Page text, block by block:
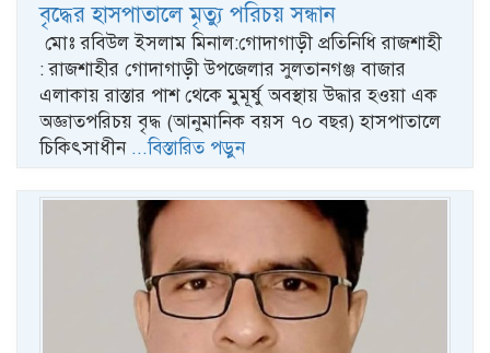
বৃদ্ধের হাসপাতালে মৃত্যু পরিচয় সন্ধান
​ মোঃ রবিউল ইসলাম মিনাল:গোদাগাড়ী প্রতিনিধি​​​ রাজশাহী
: রাজশাহীর গোদাগাড়ী উপজেলার সুলতানগঞ্জ বাজার
এলাকায় রাস্তার পাশ থেকে মুমূর্ষু অবস্থায় উদ্ধার হওয়া এক
অজ্ঞাতপরিচয় বৃদ্ধ (আনুমানিক বয়স ৭০ বছর) হাসপাতালে
চিকিৎসাধীন ...বিস্তারিত পড়ুন